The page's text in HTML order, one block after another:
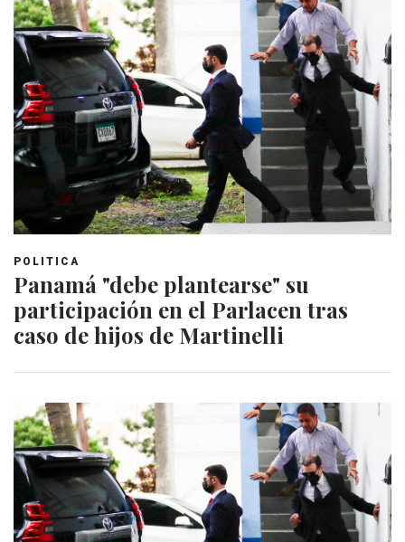
POLITICA
Panamá "debe plantearse" su
participación en el Parlacen tras
caso de hijos de Martinelli